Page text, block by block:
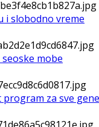
i slobodno vreme
seoske mobe
za sve